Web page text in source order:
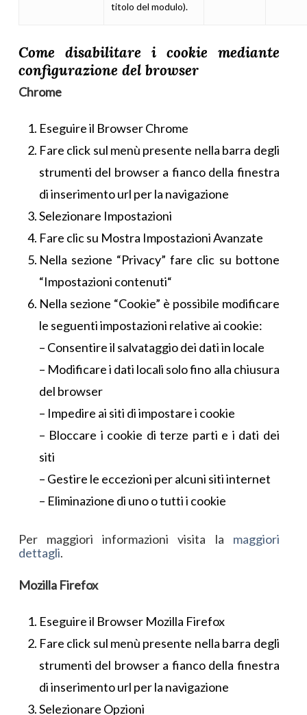
titolo del modulo).
Come disabilitare i cookie mediante
configurazione del browser
Chrome
Eseguire il Browser Chrome
Fare click sul menù presente nella barra degli
strumenti del browser a fianco della finestra
di inserimento url per la navigazione
Selezionare Impostazioni
Fare clic su Mostra Impostazioni Avanzate
Nella sezione “Privacy” fare clic su bottone
“Impostazioni contenuti“
Nella sezione “Cookie” è possibile modificare
le seguenti impostazioni relative ai cookie:
– Consentire il salvataggio dei dati in locale
– Modificare i dati locali solo fino alla chiusura
del browser
– Impedire ai siti di impostare i cookie
– Bloccare i cookie di terze parti e i dati dei
siti
– Gestire le eccezioni per alcuni siti internet
– Eliminazione di uno o tutti i cookie
Per maggiori informazioni visita la maggiori
dettagli.
Mozilla Firefox
Eseguire il Browser Mozilla Firefox
Fare click sul menù presente nella barra degli
strumenti del browser a fianco della finestra
di inserimento url per la navigazione
Selezionare Opzioni